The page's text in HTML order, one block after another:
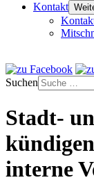
Kontakt
Suchen
Stadt-
interne